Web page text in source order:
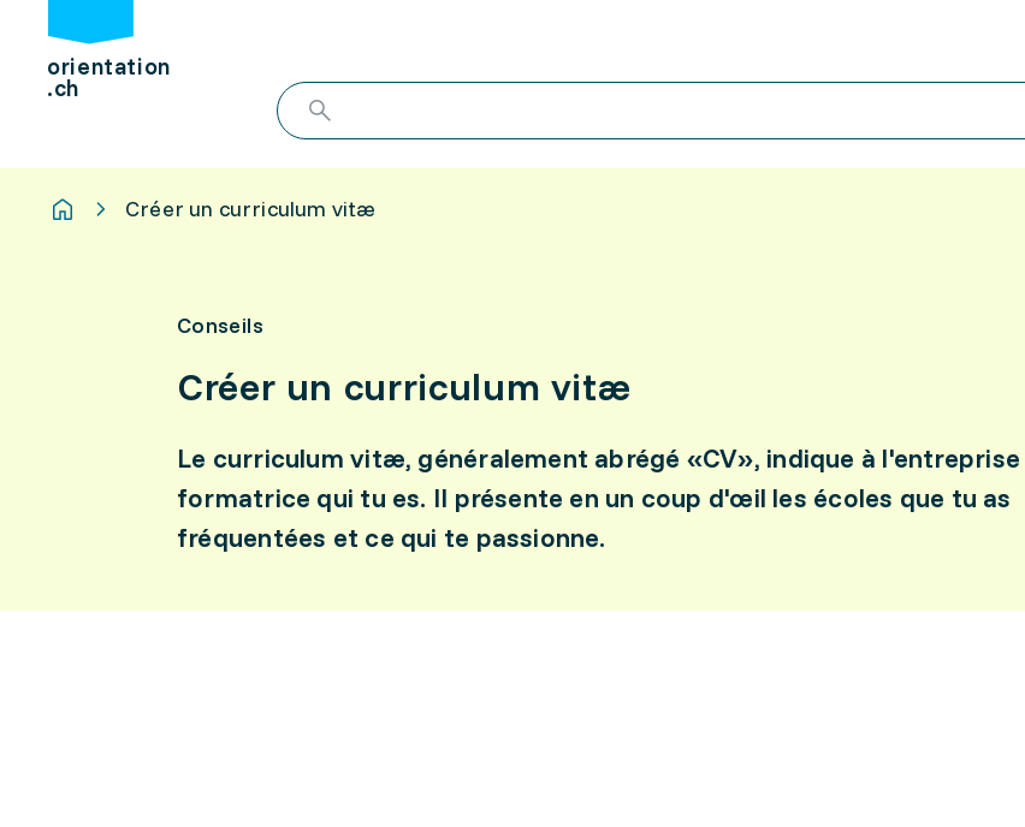
orientation
.ch
Créer un curriculum vitæ
Conseils
Créer un curriculum vitæ
Le curriculum vitæ, généralement abrégé «CV», indique à l'entreprise
formatrice qui tu es. Il présente en un coup d'œil les écoles que tu as
fréquentées et ce qui te passionne.